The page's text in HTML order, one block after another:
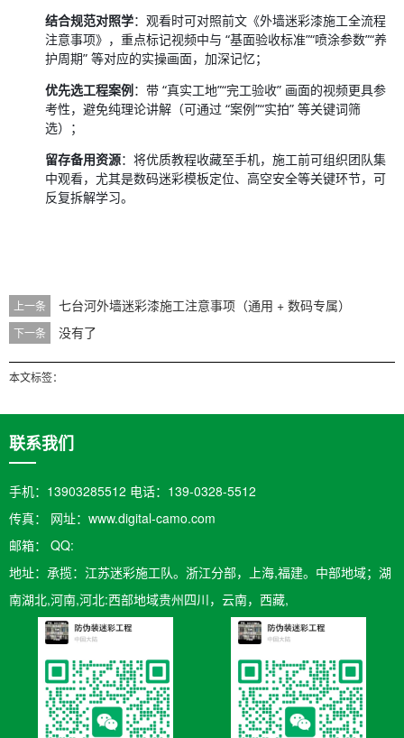
结合规范对照学：观看时可对照前文《外墙迷彩漆施工全流程
注意事项》，重点标记视频中与 “基面验收标准”“喷涂参数”“养
护周期” 等对应的实操画面，加深记忆；
优先选工程案例：带 “真实工地”“完工验收” 画面的视频更具参
考性，避免纯理论讲解（可通过 “案例”“实拍” 等关键词筛
选）；
留存备用资源：将优质教程收藏至手机，施工前可组织团队集
中观看，尤其是数码迷彩模板定位、高空安全等关键环节，可
反复拆解学习。
上一条 七台河外墙迷彩漆施工注意事项（通用 + 数码专属）
下一条 没有了
本文标签：
联系我们
手机：13903285512 电话：139-0328-5512
传真： 网址：www.digital-camo.com
邮箱：​ QQ:
地址：承揽：江苏迷彩施工队。浙江分部，上海,福建。中部地域；湖
南湖北,河南,河北:西部地域贵州四川，云南，西藏,